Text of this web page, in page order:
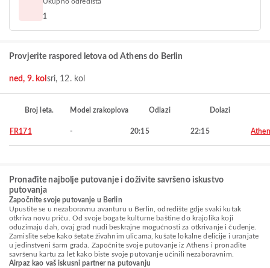
1
Provjerite raspored letova od Athens do Berlin
ned, 9. kol sri, 12. kol
Broj leta. Model zrakoplova Odlazi Dolazi
FR171 - 20:15 22:15
Pronađite najbolje putovanje i doživite savršeno iskustvo
putovanja
Započnite svoje putovanje u Berlin
Upustite se u nezaboravnu avanturu u Berlin, odredište gdje svaki kutak
otkriva novu priču. Od svoje bogate kulturne baštine do krajolika koji
oduzimaju dah, ovaj grad nudi beskrajne mogućnosti za otkrivanje i čuđenje.
Zamislite sebe kako šetate živahnim ulicama, kušate lokalne delicije i uranjate
u jedinstveni šarm grada. Započnite svoje putovanje iz Athens i pronađite
savršenu kartu za let kako biste svoje putovanje učinili nezaboravnim.
Airpaz kao vaš iskusni partner na putovanju